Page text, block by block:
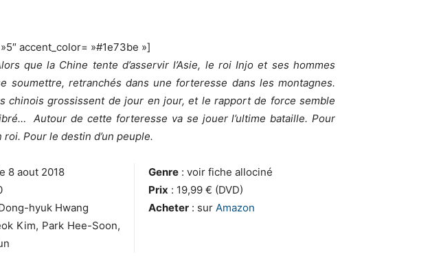
accent_color= »#1e73be »]
que la Chine tente d’asservir l’Asie, le roi Injo et ses hommes
soumettre, retranchés dans une forteresse dans les montagnes.
chinois grossissent de jour en jour, et le rapport de force semble
Autour de cette forteresse va se jouer l’ultime bataille. Pour
roi. Pour le destin d’un peuple.
8 aout 2018
hyuk Hwang
Kim, Park Hee-Soon,
Genre: voir fiche allociné
Prix : 19,99 € (DVD)
Acheter: sur Amazon